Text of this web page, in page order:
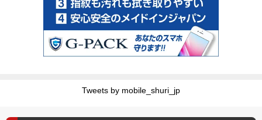
Tweets by mobile_shuri_jp